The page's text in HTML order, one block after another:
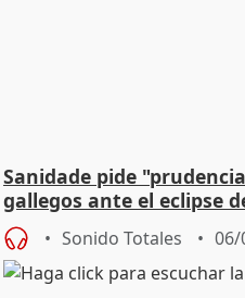
Sanidade pide
gallegos ante el eclipse
Sonido Totales 06/